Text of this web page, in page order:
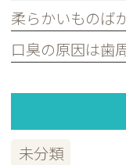
未分類